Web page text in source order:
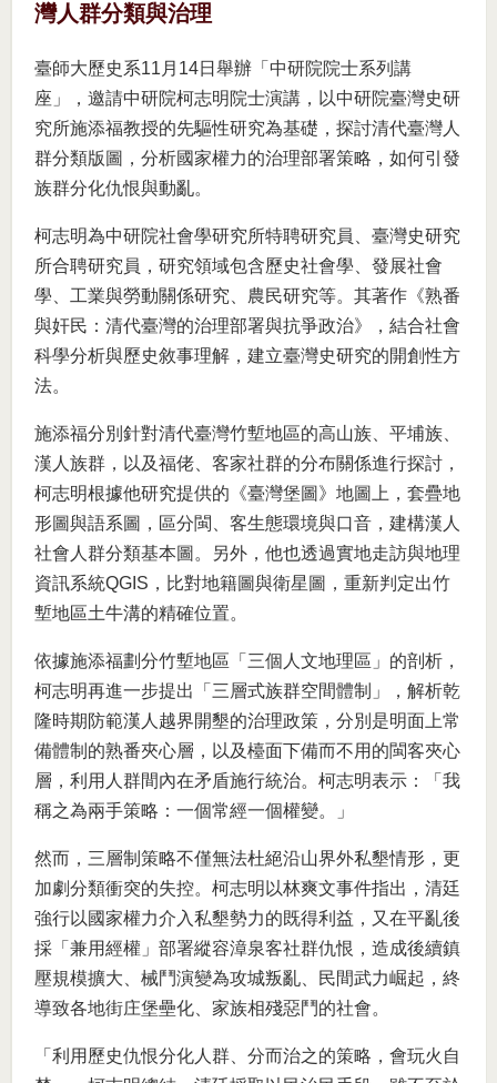
灣人群分類與治理
臺師大歷史系11月14日舉辦「中研院院士系列講
座」，邀請中研院柯志明院士演講，以中研院臺灣史研
究所施添福教授的先驅性研究為基礎，探討清代臺灣人
群分類版圖，分析國家權力的治理部署策略，如何引發
族群分化仇恨與動亂。
柯志明為中研院社會學研究所特聘研究員、臺灣史研究
所合聘研究員，研究領域包含歷史社會學、發展社會
學、工業與勞動關係研究、農民研究等。其著作《熟番
與奸民：清代臺灣的治理部署與抗爭政治》，結合社會
科學分析與歷史敘事理解，建立臺灣史研究的開創性方
法。
施添福分別針對清代臺灣竹塹地區的高山族、平埔族、
漢人族群，以及福佬、客家社群的分布關係進行探討，
柯志明根據他研究提供的《臺灣堡圖》地圖上，套疊地
形圖與語系圖，區分閩、客生態環境與口音，建構漢人
社會人群分類基本圖。另外，他也透過實地走訪與地理
資訊系統QGIS，比對地籍圖與衛星圖，重新判定出竹
塹地區土牛溝的精確位置。
依據施添福劃分竹塹地區「三個人文地理區」的剖析，
柯志明再進一步提出「三層式族群空間體制」，解析乾
隆時期防範漢人越界開墾的治理政策，分別是明面上常
備體制的熟番夾心層，以及檯面下備而不用的閩客夾心
層，利用人群間內在矛盾施行統治。柯志明表示：「我
稱之為兩手策略：一個常經一個權變。」
然而，三層制策略不僅無法杜絕沿山界外私墾情形，更
加劇分類衝突的失控。柯志明以林爽文事件指出，清廷
強行以國家權力介入私墾勢力的既得利益，又在平亂後
採「兼用經權」部署縱容漳泉客社群仇恨，造成後續鎮
壓規模擴大、械鬥演變為攻城叛亂、民間武力崛起，終
導致各地街庄堡壘化、家族相殘惡鬥的社會。
「利用歷史仇恨分化人群、分而治之的策略，會玩火自